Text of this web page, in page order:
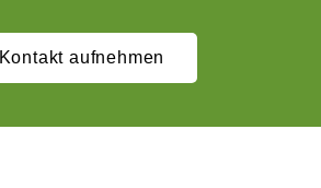
Kontakt aufnehmen